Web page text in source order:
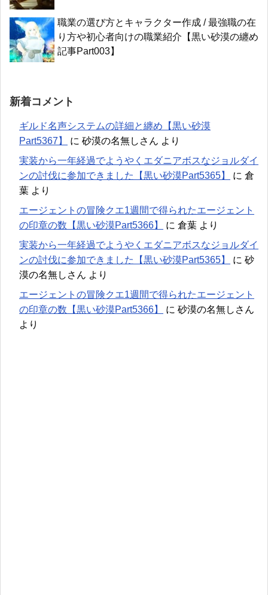
職業の選び方とキャラクター作成 / 最強職の在
り方や初心者向けの職業紹介【黒い砂漠の纏め
記事Part003】
新着コメント
ギルド名声システムの詳細と纏め【黒い砂漠
Part5367】
に 砂漠の名無しさん より
実装から一年経過でようやくエダニアボスなジョルダイ
ンの討伐に参加できました【黒い砂漠Part5365】
に 倉
葉 より
エージェントの冒険クエ1週間で得られたエージェント
の印章の数【黒い砂漠Part5366】
に 倉葉 より
実装から一年経過でようやくエダニアボスなジョルダイ
ンの討伐に参加できました【黒い砂漠Part5365】
に 砂
漠の名無しさん より
エージェントの冒険クエ1週間で得られたエージェント
の印章の数【黒い砂漠Part5366】
に 砂漠の名無しさん
より